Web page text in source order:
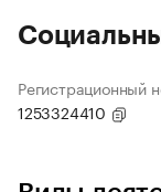
Регистрационный
1253324410